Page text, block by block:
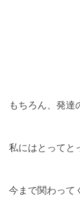
もちろん、発達
私にはとってと
今まで関わって